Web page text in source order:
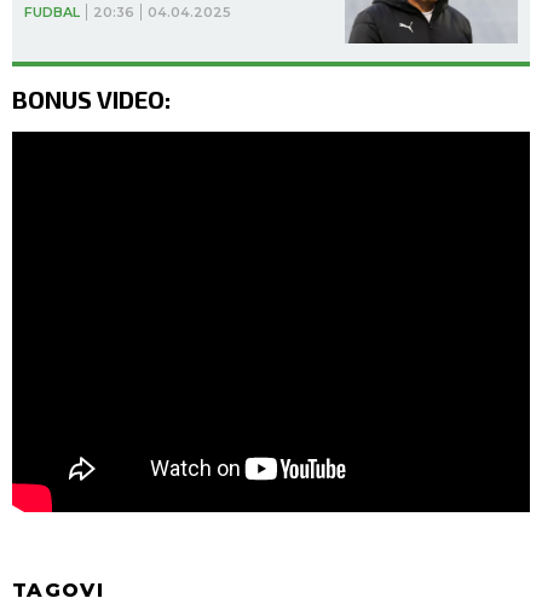
FUDBAL 20:36 04.04.2025
BONUS VIDEO:
TAGOVI